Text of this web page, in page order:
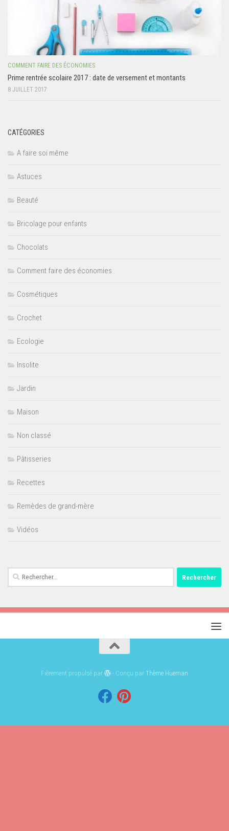
COMMENT FAIRE DES ÉCONOMIES
Prime rentrée scolaire 2017 : date de versement et montants
8 JUILLET 2017
CATÉGORIES
A faire soi même
Astuces
Beauté
Bricolage pour enfants
Chocolats
Comment faire des économies
Cosmétiques
Crochet
Ecologie
Insolite
Jardin
Maison
Non classé
Pâtisseries
Recettes
Remèdes de grand-mère
Vidéos
Rechercher :
Fièrement propulsé par - Conçu parThème Hueman